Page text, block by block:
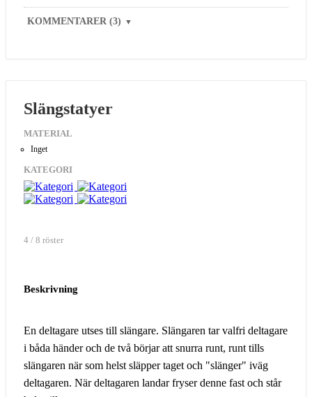
KOMMENTARER (3) ▼
Slängstatyer
MATERIAL
Inget
KATEGORI
4 / 8 röster
Beskrivning
En deltagare utses till slängare. Slängaren tar valfri deltagare
i båda händer och de två börjar att snurra runt, runt tills
slängaren när som helst släpper taget och "slänger" iväg
deltagaren. När deltagaren landar fryser denne fast och står